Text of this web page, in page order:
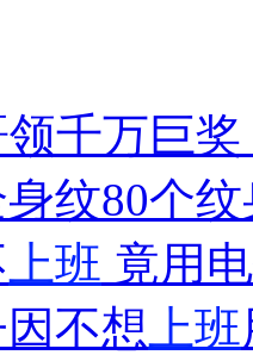
合力深夜将其击毙
狠手拳打脚踢
千万巨
纹80个
上班 竟用
不想 上班